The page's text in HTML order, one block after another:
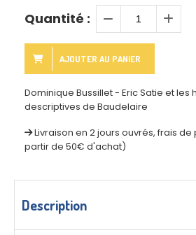
Quantité :
AJOUTER AU PANIER
Dominique Bussillet - Eric Satie et les
descriptives de Baudelaire
Livraison en 2 jours ouvrés, frais
partir de 50€ d'achat)
Description